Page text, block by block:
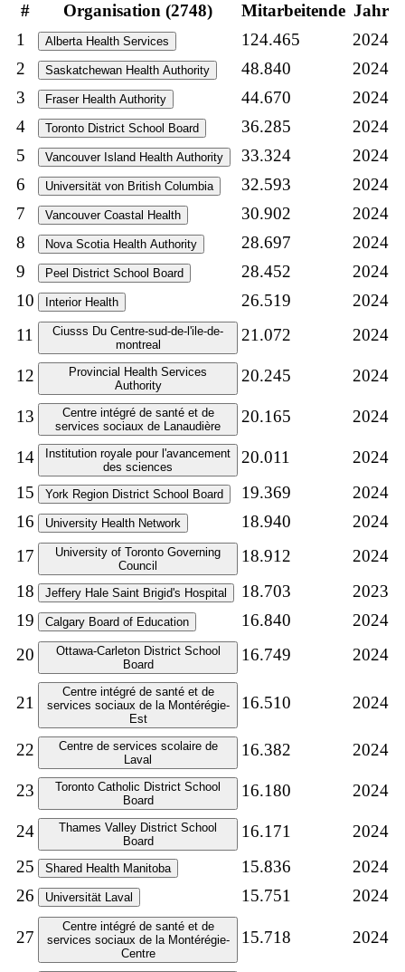
# Organisation (2748) Mitarbeitende Jahr
1
Alberta Health Services 124.465
2024
2
Saskatchewan Health Authority 48.840
2024
3
Fraser Health Authority 44.670
2024
4
Toronto District School Board 36.285
2024
5
Vancouver Island Health Authority 33.324
2024
6
Universität von British Columbia 32.593
2024
7
Vancouver Coastal Health 30.902
2024
8
Nova Scotia Health Authority 28.697
2024
9
Peel District School Board 28.452
2024
10
Interior Health 26.519
2024
11
Ciusss Du Centre-sud-de-l'ile-de-
montreal
21.072 2024
12
Provincial Health Services
Authority
20.245 2024
13
Centre intégré de santé et de
services sociaux de Lanaudière
20.165 2024
14
Institution royale pour l'avancement
des sciences
20.011
2024
15
York Region District School Board 19.369
2024
16
University Health Network 18.940
2024
17
University of Toronto Governing
Council
18.912
2024
18
Jeffery Hale Saint Brigid's Hospital 18.703
2023
19
Calgary Board of Education 16.840
2024
20
Ottawa-Carleton District School
Board
16.749 2024
21
Centre intégré de santé et de
services sociaux de la Montérégie-
Est
16.510 2024
22
Centre de services scolaire de
Laval
16.382 2024
23
Toronto Catholic District School
Board
16.180 2024
24
Thames Valley District School
Board
16.171
2024
25
Shared Health Manitoba 15.836
2024
26
Universität Laval 15.751 2024
27
Centre intégré de santé et de
services sociaux de la Montérégie-
Centre
15.718 2024